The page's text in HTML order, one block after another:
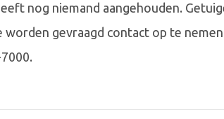
nog niemand aangehouden.
gevraagd contact op te nemen